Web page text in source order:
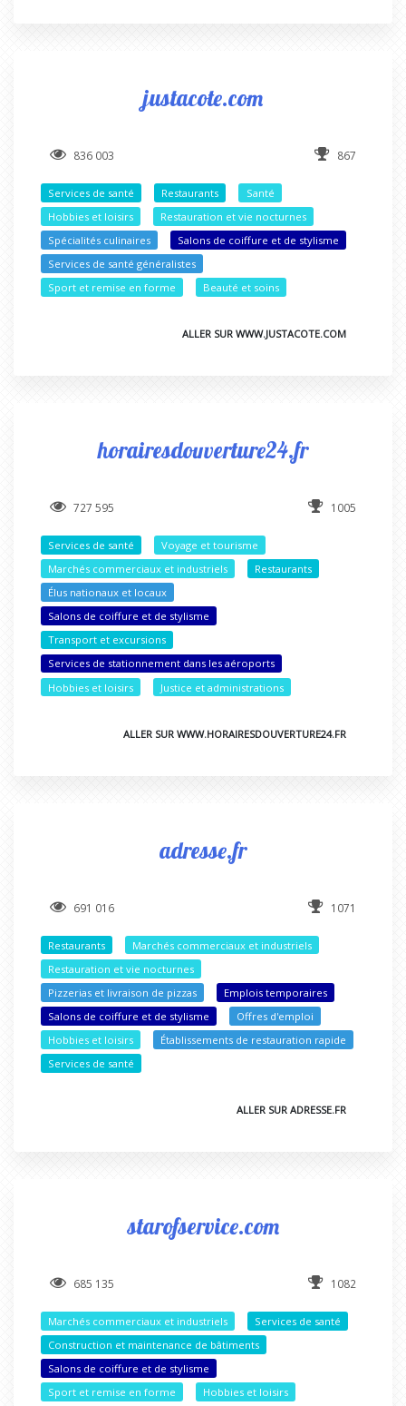
justacote.com
836 003 867
Services de santé Restaurants
Santé
Hobbies et loisirs
Restauration et vie nocturnes
Spécialités culinaires
Salons de coiffure et de stylisme
Services de santé généralistes
Sport et remise en forme
Beauté et soins
ALLER SUR WWW.JUSTACOTE.COM
horairesdouverture24.fr
727 595 1005
Services de santé
Voyage et tourisme
Marchés commerciaux et industriels
Restaurants
Élus nationaux et locaux
Salons de coiffure et de stylisme
Transport et excursions
Services de stationnement dans les aéroports
Hobbies et loisirs
Justice et administrations
ALLER SUR WWW.HORAIRESDOUVERTURE24.FR
adresse.fr
691 016 1071
Restaurants
Marchés commerciaux et industriels
Restauration et vie nocturnes
Pizzerias et livraison de pizzas
Emplois temporaires
Salons de coiffure et de stylisme
Offres d'emploi
Hobbies et loisirs
Établissements de restauration rapide
Services de santé
ALLER SUR ADRESSE.FR
starofservice.com
685 135 1082
Marchés commerciaux et industriels
Services de santé
Construction et maintenance de bâtiments
Salons de coiffure et de stylisme
Sport et remise en forme
Hobbies et loisirs